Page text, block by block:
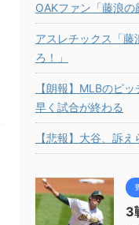
OAKファン「藤浪の
アスレチックス「
ろ！」
【朗報】MLBのピ
早く試合が終わる
【悲報】大谷、訴え
3